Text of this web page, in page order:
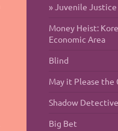
Juvenile Justice
Money Heist:
Economic Area
Blind
May it Please the
Shadow Detective
Big Bet